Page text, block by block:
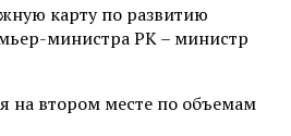
карту по развитию
министра РК – министр
на втором месте по объемам